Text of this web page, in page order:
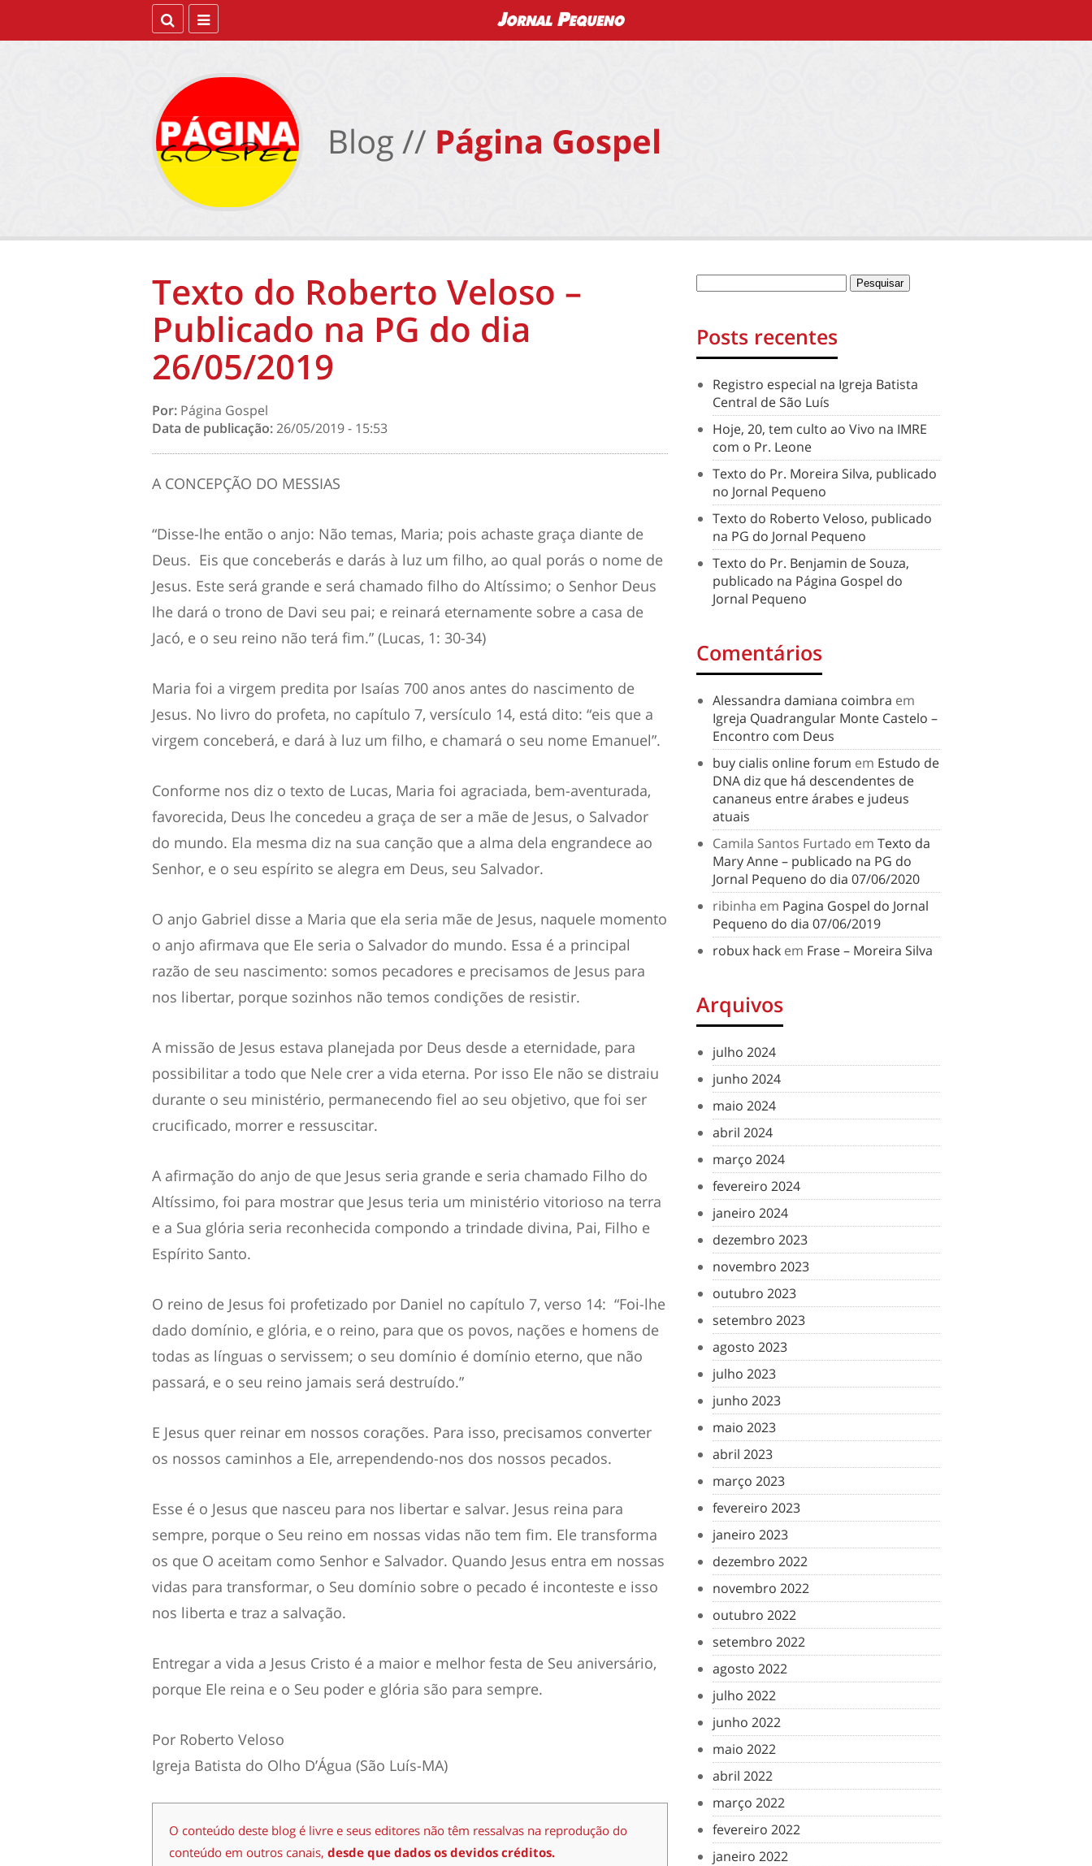
Blog // Página Gospel
Texto do Roberto Veloso –
Publicado na PG do dia
26/05/2019
Por: Página Gospel
Data de publicação:26/05/2019 - 15:53
A CONCEPÇÃO DO MESSIAS
“Disse-lhe então o anjo: Não temas, Maria; pois achaste graça diante de
Deus. Eis que conceberás e darás à luz um filho, ao qual porás o nome de
Jesus. Este será grande e será chamado filho do Altíssimo; o Senhor Deus
lhe dará o trono de Davi seu pai; e reinará eternamente sobre a casa de
Jacó, e o seu reino não terá fim.” (Lucas, 1: 30-34)
Maria foi a virgem predita por Isaías 700 anos antes do nascimento de
Jesus. No livro do profeta, no capítulo 7, versículo 14, está dito: “eis que a
virgem conceberá, e dará à luz um filho, e chamará o seu nome Emanuel”.
Conforme nos diz o texto de Lucas, Maria foi agraciada, bem-aventurada,
favorecida, Deus lhe concedeu a graça de ser a mãe de Jesus, o Salvador
do mundo. Ela mesma diz na sua canção que a alma dela engrandece ao
Senhor, e o seu espírito se alegra em Deus, seu Salvador.
O anjo Gabriel disse a Maria que ela seria mãe de Jesus, naquele momento
o anjo afirmava que Ele seria o Salvador do mundo. Essa é a principal
razão de seu nascimento: somos pecadores e precisamos de Jesus para
nos libertar, porque sozinhos não temos condições de resistir.
A missão de Jesus estava planejada por Deus desde a eternidade, para
possibilitar a todo que Nele crer a vida eterna. Por isso Ele não se distraiu
durante o seu ministério, permanecendo fiel ao seu objetivo, que foi ser
crucificado, morrer e ressuscitar.
A afirmação do anjo de que Jesus seria grande e seria chamado Filho do
Altíssimo, foi para mostrar que Jesus teria um ministério vitorioso na terra
e a Sua glória seria reconhecida compondo a trindade divina, Pai, Filho e
Espírito Santo.
O reino de Jesus foi profetizado por Daniel no capítulo 7, verso 14: “Foi-lhe
dado domínio, e glória, e o reino, para que os povos, nações e homens de
todas as línguas o servissem; o seu domínio é domínio eterno, que não
passará, e o seu reino jamais será destruído.”
E Jesus quer reinar em nossos corações. Para isso, precisamos converter
os nossos caminhos a Ele, arrependendo-nos dos nossos pecados.
Esse é o Jesus que nasceu para nos libertar e salvar. Jesus reina para
sempre, porque o Seu reino em nossas vidas não tem fim. Ele transforma
os que O aceitam como Senhor e Salvador. Quando Jesus entra em nossas
vidas para transformar, o Seu domínio sobre o pecado é inconteste e isso
nos liberta e traz a salvação.
Entregar a vida a Jesus Cristo é a maior e melhor festa de Seu aniversário,
porque Ele reina e o Seu poder e glória são para sempre.
Por Roberto Veloso
Igreja Batista do Olho D’Água (São Luís-MA)
O conteúdo deste blog é livre e seus editores não têm ressalvas na reprodução do
conteúdo em outros canais, desde que dados os devidos créditos.
Posts recentes
Registro especial na Igreja Batista
Central de São Luís
Hoje, 20, tem culto ao Vivo na IMRE
com o Pr. Leone
Texto do Pr. Moreira Silva, publicado
no Jornal Pequeno
Texto do Roberto Veloso, publicado
na PG do Jornal Pequeno
Texto do Pr. Benjamin de Souza,
publicado na Página Gospel do
Jornal Pequeno
Comentários
Alessandra damiana coimbra em
Igreja Quadrangular Monte Castelo –
Encontro com Deus
buy cialis online forum em Estudo de
DNA diz que há descendentes de
cananeus entre árabes e judeus
atuais
Camila Santos Furtado em Texto da
Mary Anne – publicado na PG do
Jornal Pequeno do dia 07/06/2020
ribinha em Pagina Gospel do Jornal
Pequeno do dia 07/06/2019
robux hack em Frase – Moreira Silva
Arquivos
julho 2024
junho 2024
maio 2024
abril 2024
março 2024
fevereiro 2024
janeiro 2024
dezembro 2023
novembro 2023
outubro 2023
setembro 2023
agosto 2023
julho 2023
junho 2023
maio 2023
abril 2023
março 2023
fevereiro 2023
janeiro 2023
dezembro 2022
novembro 2022
outubro 2022
setembro 2022
agosto 2022
julho 2022
junho 2022
maio 2022
abril 2022
março 2022
fevereiro 2022
janeiro 2022